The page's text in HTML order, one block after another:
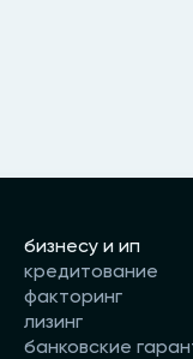
бизнесу и ип
кредитование
факторинг
лизинг
банковские